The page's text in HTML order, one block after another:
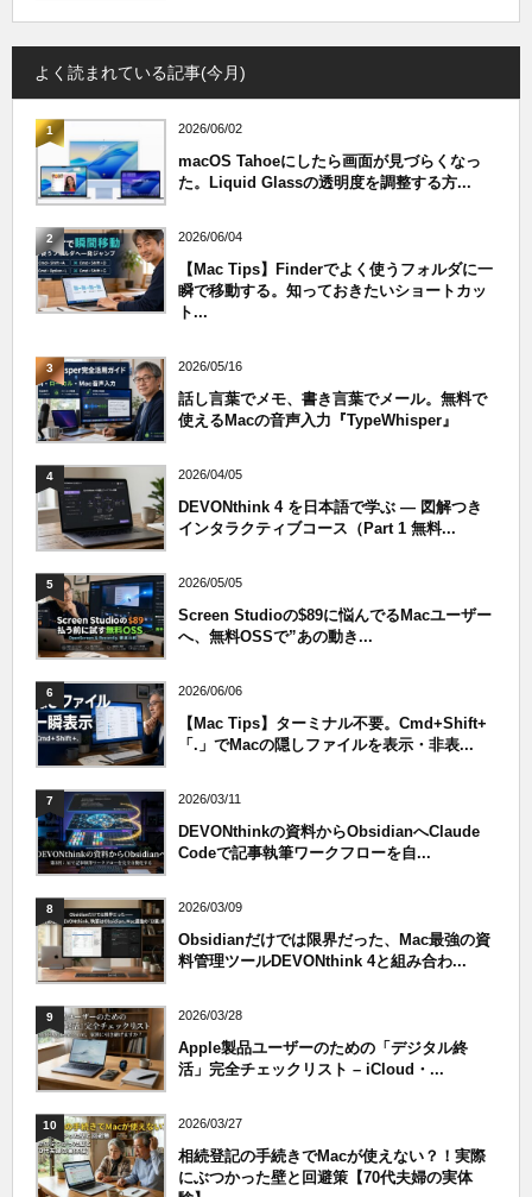
よく読まれている記事(今月)
1 2026/06/02
macOS Tahoeにしたら画面が見づらくなっ
た。Liquid Glassの透明度を調整する方...
2 2026/06/04
【Mac Tips】Finderでよく使うフォルダに一
瞬で移動する。知っておきたいショートカッ
ト...
3 2026/05/16
話し言葉でメモ、書き言葉でメール。無料で
使えるMacの音声入力『TypeWhisper』
4 2026/04/05
DEVONthink 4 を日本語で学ぶ — 図解つき
インタラクティブコース（Part 1 無料...
5 2026/05/05
Screen Studioの$89に悩んでるMacユーザー
へ、無料OSSで”あの動き...
6 2026/06/06
【Mac Tips】ターミナル不要。Cmd+Shift+
「.」でMacの隠しファイルを表示・非表...
7 2026/03/11
DEVONthinkの資料からObsidianへClaude
Codeで記事執筆ワークフローを自...
8 2026/03/09
Obsidianだけでは限界だった、Mac最強の資
料管理ツールDEVONthink 4と組み合わ...
9 2026/03/28
Apple製品ユーザーのための「デジタル終
活」完全チェックリスト – iCloud・...
10 2026/03/27
相続登記の手続きでMacが使えない？！実際
にぶつかった壁と回避策【70代夫婦の実体